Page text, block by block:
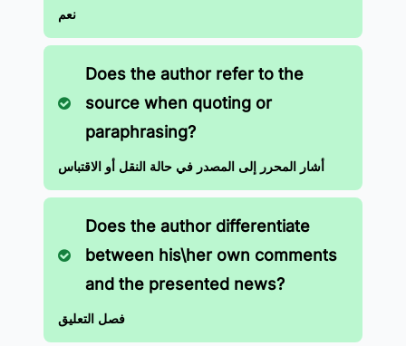
نعم
Does the author refer to the
source when quoting or
paraphrasing?
أشار المحرر إلى المصدر في حالة النقل أو الاقتباس
Does the author differentiate
between his\her own comments
and the presented news?
فصل التعليق